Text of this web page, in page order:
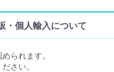
・個人輸入について
られます。
さい。